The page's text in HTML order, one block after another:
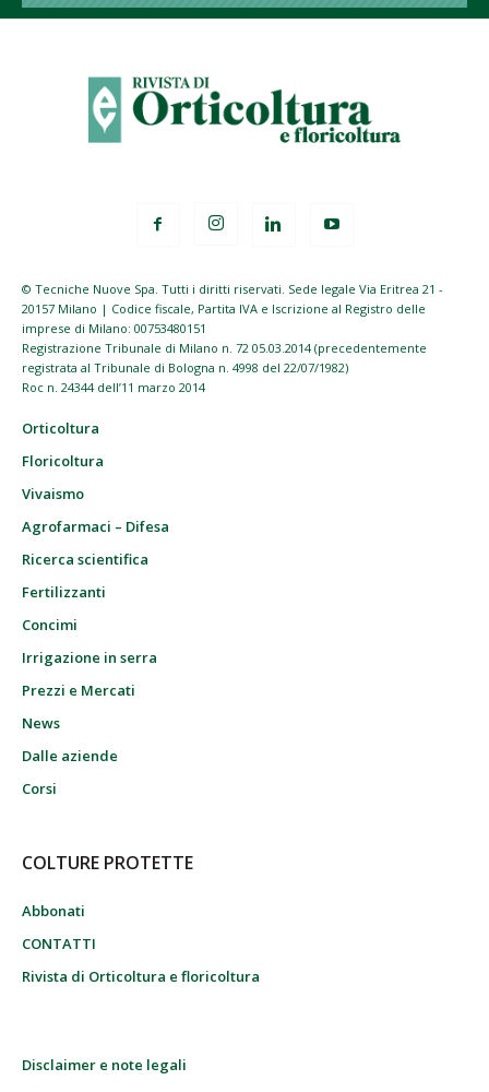
© Tecniche Nuove Spa. Tutti i diritti riservati. Sede legale Via Eritrea 21 -
20157 Milano | Codice fiscale, Partita IVA e Iscrizione al Registro delle
imprese di Milano: 00753480151
Registrazione Tribunale di Milano n. 72 05.03.2014 (precedentemente
registrata al Tribunale di Bologna n. 4998 del 22/07/1982)
Roc n. 24344 dell’11 marzo 2014
Orticoltura
Floricoltura
Vivaismo
Agrofarmaci – Difesa
Ricerca scientifica
Fertilizzanti
Concimi
Irrigazione in serra
Prezzi e Mercati
News
Dalle aziende
Corsi
COLTURE PROTETTE
Abbonati
CONTATTI
Rivista di Orticoltura e floricoltura
Disclaimer e note legali